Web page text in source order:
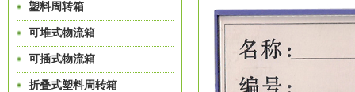
塑料周转箱
可堆式物流箱
可插式物流箱
折叠式塑料周转箱